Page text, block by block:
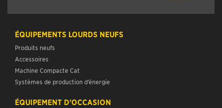
ÉQUIPEMENTS LOURDS NEUFS
Produits neufs
Accessoires
Machine Compacte Cat
Systèmes de production d’énergie
ÉQUIPEMENT D’OCCASION